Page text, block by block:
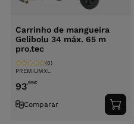
Carrinho de mangueira
Gelibolu 34 máx. 65 m
pro.tec
PREMIUMXL
(0)
93,99€
Comparar
ao